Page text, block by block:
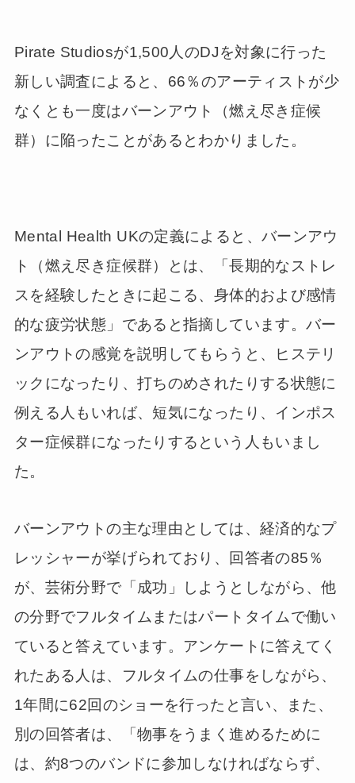
Pirate Studiosが1,500人のDJを対象に行った
新しい調査によると、66％のアーティストが少
なくとも一度はバーンアウト（燃え尽き症候
群）に陥ったことがあるとわかりました。
Mental Health UKの定義によると、バーンアウ
ト（燃え尽き症候群）とは、「長期的なストレ
スを経験したときに起こる、身体的および感情
的な疲労状態」であると指摘しています。バー
ンアウトの感覚を説明してもらうと、ヒステリ
ックになったり、打ちのめされたりする状態に
例える人もいれば、短気になったり、インポス
ター症候群になったりするという人もいまし
た。
バーンアウトの主な理由としては、経済的なプ
レッシャーが挙げられており、回答者の85％
が、芸術分野で「成功」しようとしながら、他
の分野でフルタイムまたはパートタイムで働い
ていると答えています。アンケートに答えてく
れたある人は、フルタイムの仕事をしながら、
1年間に62回のショーを行ったと言い、また、
別の回答者は、「物事をうまく進めるために
は、約8つのバンドに参加しなければならず、